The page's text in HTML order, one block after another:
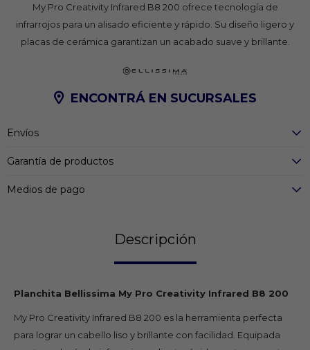
My Pro Creativity Infrared B8 200 ofrece tecnología de
infrarrojos para un alisado eficiente y rápido. Su diseño ligero y
placas de cerámica garantizan un acabado suave y brillante.
ENCONTRÁ EN SUCURSALES
Envíos
Garantía de productos
Medios de pago
Descripción
Planchita Bellissima My Pro Creativity Infrared B8 200
My Pro Creativity Infrared B8 200 es la herramienta perfecta
para lograr un cabello liso y brillante con facilidad. Equipada